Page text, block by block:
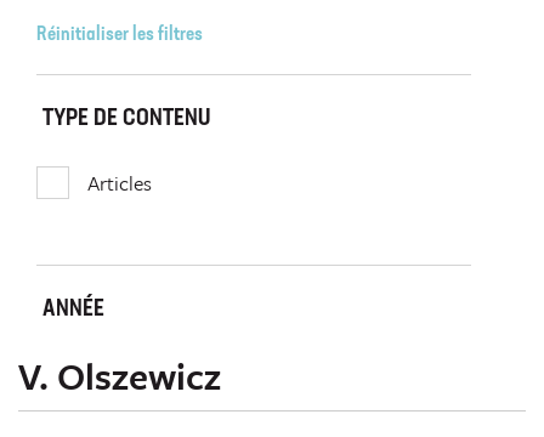
Réinitialiser les filtres
TYPE DE CONTENU
Articles
ANNÉE
V. Olszewicz